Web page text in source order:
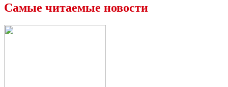
Самые читаемые новости